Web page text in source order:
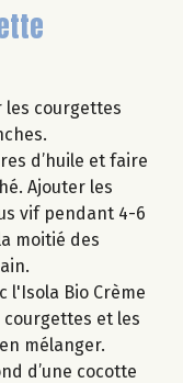
les courgettes
d’huile et faire
Ajouter les
vif pendant 4-6
moitié des
l'Isola Bio Crème
courgettes et les
mélanger.
d’une cocotte